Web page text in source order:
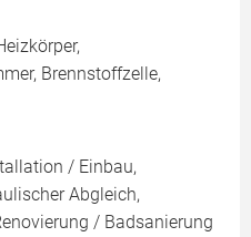
Brennstoffzelle,
/ Einbau,
Abgleich,
/ Badsanierung